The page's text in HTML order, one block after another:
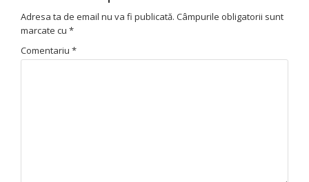
Adresa ta de email nu va fi publicată. Câmpurile obligatorii sunt
marcate cu *
Comentariu *